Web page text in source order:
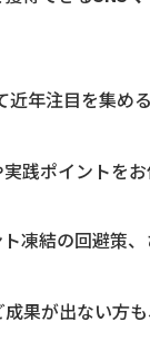
年注目を集め
践ポイントをお
凍結の回避策
果が出ない方